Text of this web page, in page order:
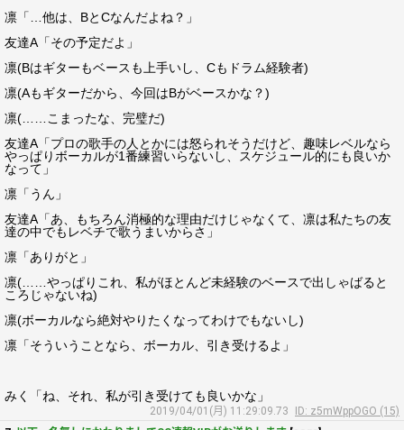
凛「…他は、BとCなんだよね？」
友達A「その予定だよ」
凛(Bはギターもベースも上手いし、Cもドラム経験者)
凛(Aもギターだから、今回はBがベースかな？)
凛(……こまったな、完璧だ)
友達A「プロの歌手の人とかには怒られそうだけど、趣味レベルなら
やっぱりボーカルが1番練習いらないし、スケジュール的にも良いか
なって」
凛「うん」
友達A「あ、もちろん消極的な理由だけじゃなくて、凛は私たちの友
達の中でもレベチで歌うまいからさ」
凛「ありがと」
凛(……やっぱりこれ、私がほとんど未経験のベースで出しゃばると
ころじゃないね)
凛(ボーカルなら絶対やりたくなってわけでもないし)
凛「そういうことなら、ボーカル、引き受けるよ」
みく「ね、それ、私が引き受けても良いかな」
2019/04/01(月) 11:29:09.73
ID: z5mWppOGO (15)